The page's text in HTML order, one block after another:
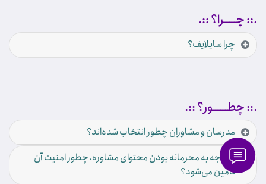
.:: چـــــرا؟ ::.
چرا سایلایف؟
.:: چطــــــور؟ ::.
مدرسان و مشاوران چطور انتخاب شده‌اند؟
با توجه به محرمانه بودن محتوای مشاوره، چطور امنیت آن
تامین می‌شود؟